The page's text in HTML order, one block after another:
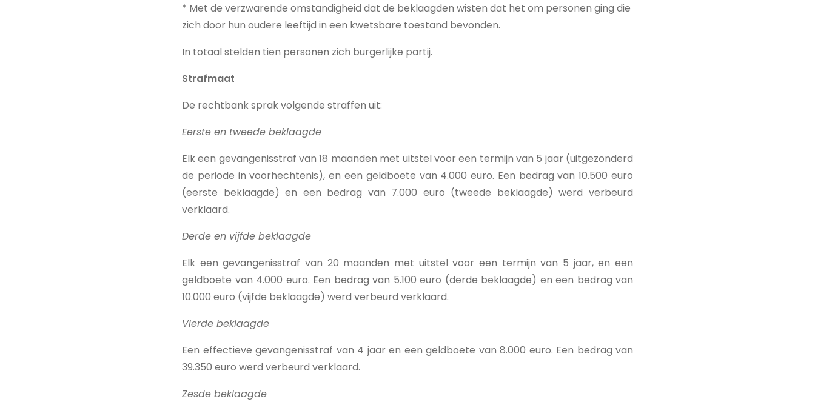
* Met de verzwarende omstandigheid dat de beklaagden wisten dat het om personen ging die
zich door hun oudere leeftijd in een kwetsbare toestand bevonden.
In totaal stelden tien personen zich burgerlijke partij.
Strafmaat
De rechtbank sprak volgende straffen uit:
Eerste en tweede beklaagde
Elk een gevangenisstraf van 18 maanden met uitstel voor een termijn van 5 jaar (uitgezonderd
de periode in voorhechtenis), en een geldboete van 4.000 euro. Een bedrag van 10.500 euro
(eerste beklaagde) en een bedrag van 7.000 euro (tweede beklaagde) werd verbeurd
verklaard.
Derde en vijfde beklaagde
Elk een gevangenisstraf van 20 maanden met uitstel voor een termijn van 5 jaar, en een
geldboete van 4.000 euro. Een bedrag van 5.100 euro (derde beklaagde) en een bedrag van
10.000 euro (vijfde beklaagde) werd verbeurd verklaard.
Vierde beklaagde
Een effectieve gevangenisstraf van 4 jaar en een geldboete van 8.000 euro. Een bedrag van
39.350 euro werd verbeurd verklaard.
Zesde beklaagde